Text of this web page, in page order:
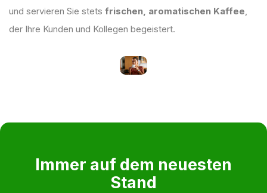
und servieren Sie stets frischen, aromatischen Kaffee,
der Ihre Kunden und Kollegen begeistert.
Immer auf dem neuesten
Stand